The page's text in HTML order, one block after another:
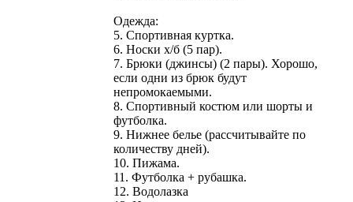
Одежда:
5. Спортивная куртка.
6. Носки х/б (5 пар).
7. Брюки (джинсы) (2 пары). Хорошо,
если одни из брюк будут
непромокаемыми.
8. Спортивный костюм или шорты и
футболка.
9. Нижнее белье (рассчитывайте по
количеству дней).
10. Пижама.
11. Футболка + рубашка.
12. Водолазка